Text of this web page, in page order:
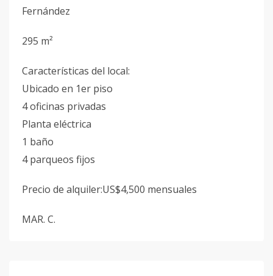
Fernández
295 m²
Características del local:
Ubicado en 1er piso
4 oficinas privadas
Planta eléctrica
1 baño
4 parqueos fijos
Precio de alquiler:US$4,500 mensuales
MAR. C.